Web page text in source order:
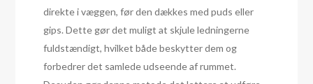
direkte i væggen, før den dækkes med puds eller
gips. Dette gør det muligt at skjule ledningerne
fuldstændigt, hvilket både beskytter dem og
forbedrer det samlede udseende af rummet.